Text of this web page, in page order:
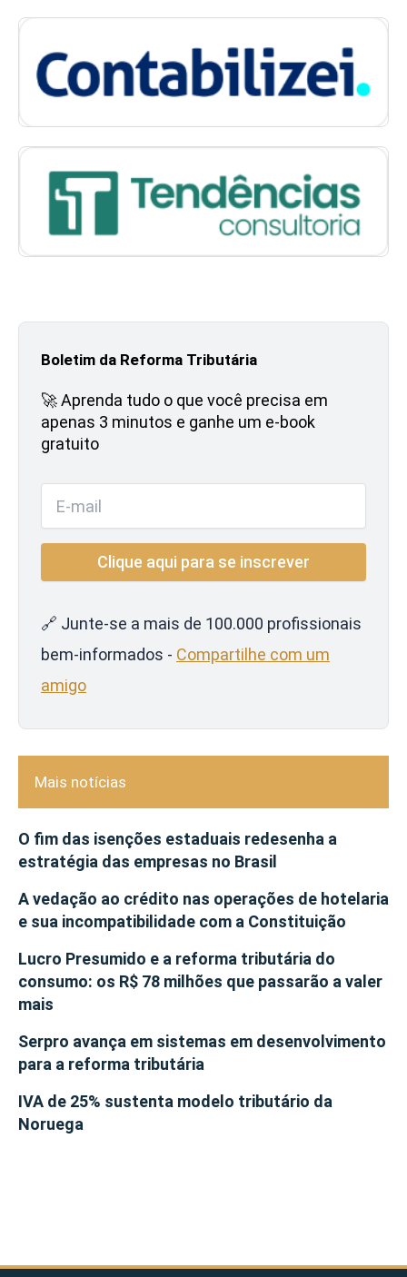
Boletim da Reforma Tributária
🚀 Aprenda tudo o que você precisa em
apenas 3 minutos e ganhe um e-book
gratuito
🔗 Junte-se a mais de 100.000 profissionais
bem-informados - Compartilhe com um
amigo
Mais notícias
O fim das isenções estaduais redesenha a
estratégia das empresas no Brasil
A vedação ao crédito nas operações de hotelaria
e sua incompatibilidade com a Constituição
Lucro Presumido e a reforma tributária do
consumo: os R$ 78 milhões que passarão a valer
mais
Serpro avança em sistemas em desenvolvimento
para a reforma tributária
IVA de 25% sustenta modelo tributário da
Noruega